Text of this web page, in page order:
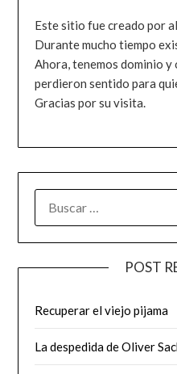
Este sitio fue creado por
Durante mucho tiempo
Ahora, tenemos dominio
perdieron sentido para
Gracias por su visita.
POST
Recuperar el viejo pijama
La despedida de Oliver